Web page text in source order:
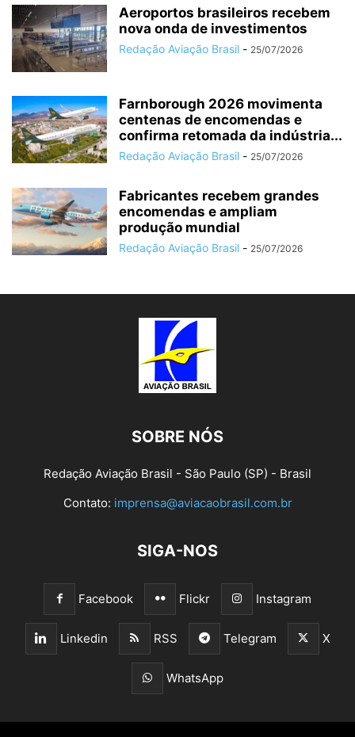
Aeroportos brasileiros recebem
nova onda de investimentos
Redação Aviação Brasil - 25/07/2026
Farnborough 2026 movimenta
centenas de encomendas e
confirma retomada da indústria...
Redação Aviação Brasil - 25/07/2026
Fabricantes recebem grandes
encomendas e ampliam
produção mundial
Redação Aviação Brasil - 25/07/2026
SOBRE NÓS
Redação Aviação Brasil - São Paulo (SP) - Brasil
Contato: imprensa@aviacaobrasil.com.br
SIGA-NOS
Facebook Flickr Instagram
Linkedin RSS Telegram X
WhatsApp